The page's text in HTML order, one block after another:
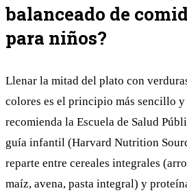
balanceado de
para niños?
Llenar la mitad del plato con
colores es el principio más sencillo
recomienda la Escuela de Salud
guía infantil (Harvard Nutrition
reparte entre cereales integrales
maíz, avena, pasta integral) y